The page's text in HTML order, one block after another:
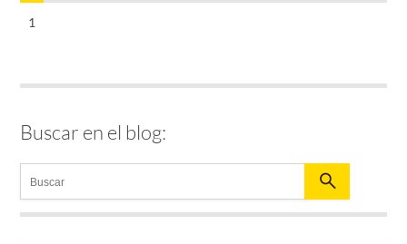
1
Buscar en el blog: